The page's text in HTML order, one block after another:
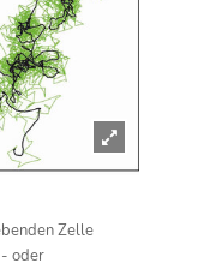
Zelle
oder